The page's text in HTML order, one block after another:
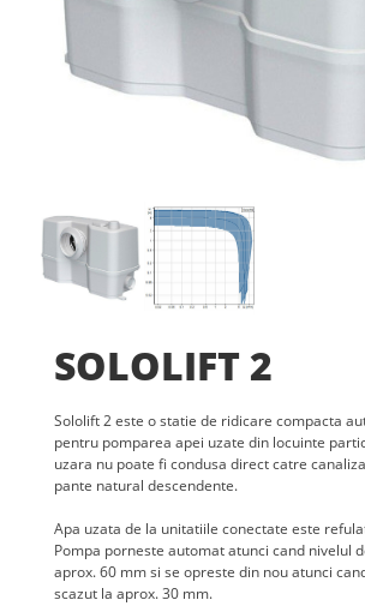
SOLOLIFT 2
Sololift 2 este o statie de ridicare compacta
pentru pomparea apei uzate din locuinte
uzara nu poate fi condusa direct catre
pante natural descendente.
Apa uzata de la unitatiile conectate este
Pompa porneste automat atunci cand nivelul
aprox. 60 mm si se opreste din nou atunci
scazut la aprox. 30 mm.